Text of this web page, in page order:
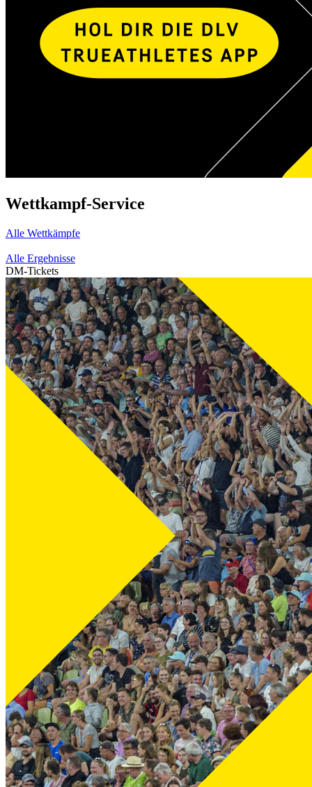
Wettkampf-Service
Alle Wettkämpfe
Alle Ergebnisse
DM-Tickets